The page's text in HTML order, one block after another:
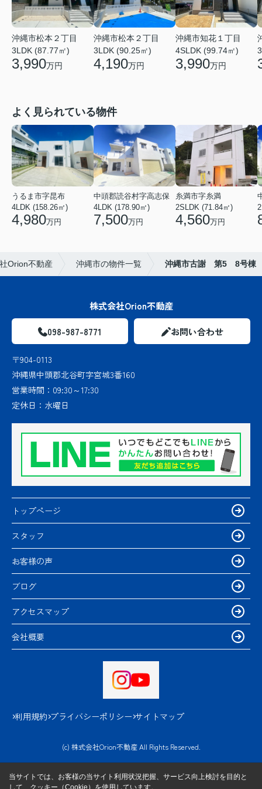
沖縄市松本２丁目
3LDK (87.77㎡)
3,990万円
沖縄市松本２丁目
3LDK (90.25㎡)
4,190万円
沖縄市知花１丁目
4SLDK (99.74㎡)
3,990万円
よく見られている物件
うるま市字昆布
4LDK (158.26㎡)
4,980万円
中頭郡読谷村字高志保
4LDK (178.90㎡)
7,500万円
糸満市字糸満
2SLDK (71.84㎡)
4,560万円
Orion不動産 沖縄市の物件一覧 沖縄市古謝 第5 8号棟
株式会社Orion不動産
098-987-8771 お問い合わせ
〒904-0113
沖縄県中頭郡北谷町字宮城3番160
営業時間： 09:30～17:30
定休日： 水曜日
トップページ
スタッフ
お客様の声
ブログ
アクセスマップ
会社概要
利用規約 プライバシーポリシー サイトマップ
(c) 株式会社Orion不動産 All Rights Reserved.
当サイトでは、お客様の当サイト利用状況把握、サービス向上検討を目的と
して、クッキー（Cookie）を使用しています。